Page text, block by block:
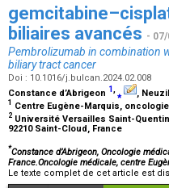
biliaires avancés -
Pembrolizumab in combination
biliary tract cancer
Doi : 10.1016/j.bulcan.2024.02.008
Constance d’Abrigeon 1,⁎ ,
1 Centre Eugène-Marquis,
2 Université Versailles Saint-
92210 Saint-Cloud, France
*Constance d’Abrigeon, Oncologie
France.Oncologie médicale, centre
Le texte complet de cet article est